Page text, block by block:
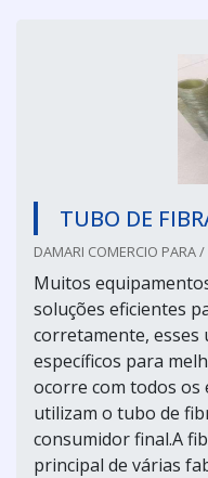
TUBO DE
DAMARI COMERCIO PARA
Muitos
soluções eficientes
corretamente, esses
específicos para
ocorre com todos os
utilizam o tubo de
consumidor final.A
principal de várias